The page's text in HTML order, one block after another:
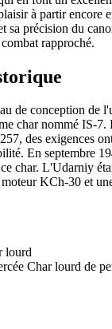
à partir encore
sa précision du
rapproché.
de conception de
char nommé IS-7.
des exigences
En septembre
char. L'Udarniy
KCh-30 et
lourd
Char lourd de